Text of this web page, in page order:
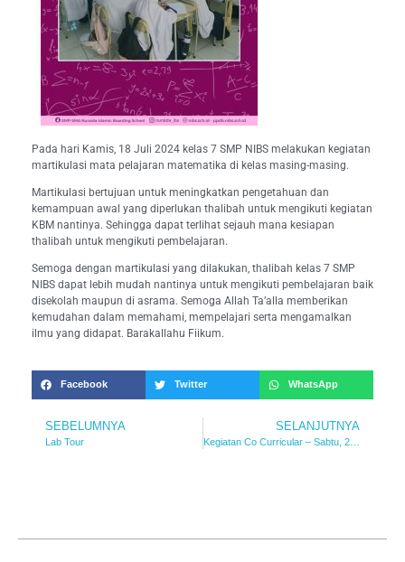
Pada hari Kamis, 18 Juli 2024 kelas 7 SMP NIBS melakukan kegiatan
martikulasi mata pelajaran matematika di kelas masing-masing.
Martikulasi bertujuan untuk meningkatkan pengetahuan dan
kemampuan awal yang diperlukan thalibah untuk mengikuti kegiatan
KBM nantinya. Sehingga dapat terlihat sejauh mana kesiapan
thalibah untuk mengikuti pembelajaran.
Semoga dengan martikulasi yang dilakukan, thalibah kelas 7 SMP
NIBS dapat lebih mudah nantinya untuk mengikuti pembelajaran baik
disekolah maupun di asrama. Semoga Allah Ta’alla memberikan
kemudahan dalam memahami, mempelajari serta mengamalkan
ilmu yang didapat. Barakallahu Fiikum.
Facebook Twitter WhatsApp
SEBELUMNYA
Lab Tour
SELANJUTNYA
Kegiatan Co Curricular – Sabtu, 20 juli 2024